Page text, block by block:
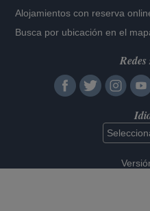
Alojamientos con reserva
Busca por ubicación en el